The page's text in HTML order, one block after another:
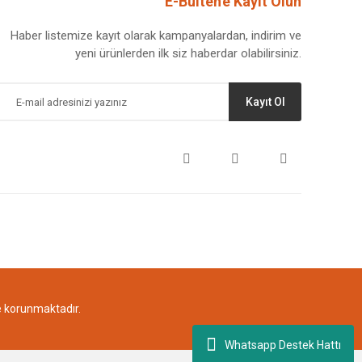
Whatsapp Destek Hattı
Haber listemize kayıt olarak kampanyalardan, indirim ve
yeni ürünlerden ilk siz haberdar olabilirsiniz.
Kayıt Ol